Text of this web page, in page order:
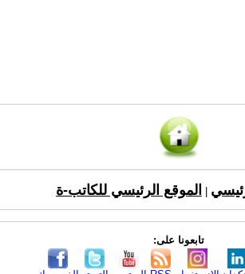
الموقع الرئيسي للكاتب-ة
تابعونا على: